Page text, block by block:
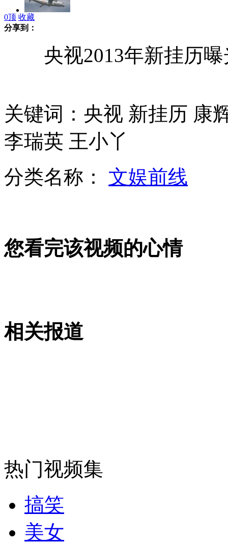
空军首次组织战役方向体系对抗演练
俊男靓女公交行窃全过程实拍
纽约时报广场广告牌成"吸金招牌"
韩称找到疑似朝火箭引擎残骸
山西运城恶犬咬伤多人 警民合力深夜将其击毙
安徽一实载49人客车翻车
0顶 收藏
分享到：
央视2013年新挂历曝
关键词：央视 新挂历 康
李瑞英 王小丫
分类名称： 文娱前线
您看完该视频的心情
相关报道
热门视频集
搞笑
美女